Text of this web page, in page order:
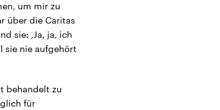
um mir zu
über die Caritas
sie: ‚Ja, ja, ich
sie nie aufgehört
behandelt zu
für